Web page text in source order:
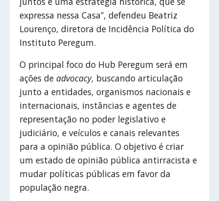
expressa nessa Casa”, defendeu Beatriz
Lourenço, diretora de Incidência Política do
Instituto Peregum.
O principal foco do Hub Peregum será em
ações de advocacy, buscando articulação
junto a entidades, organismos nacionais e
internacionais, instâncias e agentes de
representação no poder legislativo e
judiciário, e veículos e canais relevantes
para a opinião pública. O objetivo é criar
um estado de opinião pública antirracista e
mudar políticas públicas em favor da
população negra.